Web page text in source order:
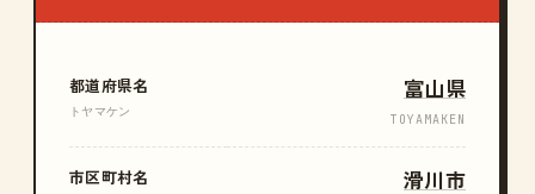
都道府県名
トヤマケン
富山県
TOYAMAKEN
市区町村名 滑川市